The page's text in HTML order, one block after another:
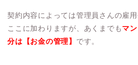
契約内容によっては管理員さんの雇
ここに加わりますが、あくまでもマ
分は【お金の管理】 です。